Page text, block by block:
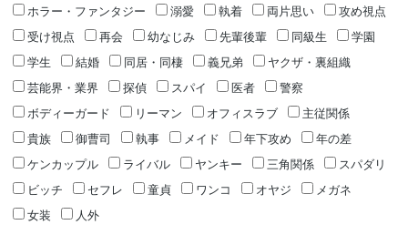
ホラー・ファンタジー
溺愛 執着 両片思い
攻め視点
受け視点
再会 幼なじみ 先輩後輩 同級生
学園
学生
結婚 同居・同棲 義兄弟
ヤクザ・裏組織
芸能界・業界
探偵 スパイ 医者
警察
ボディーガード
リーマン オフィスラブ
主従関係
貴族
御曹司 執事 メイド 年下攻め
年の差
ケンカップル
ライバル ヤンキー 三角関係
スパダリ
ビッチ
セフレ 童貞 ワンコ オヤジ
メガネ
女装
人外